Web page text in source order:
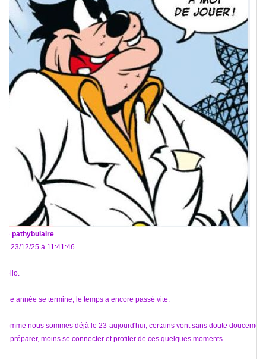
pathybulaire
Le 23/12/25 à 11:41:46
Hello.
Une année se termine, le temps a encore passé vite.
Comme nous sommes déjà le 23 aujourd'hui, certains vont sans doute doucement
se préparer, moins se connecter et profiter de ces quelques moments.